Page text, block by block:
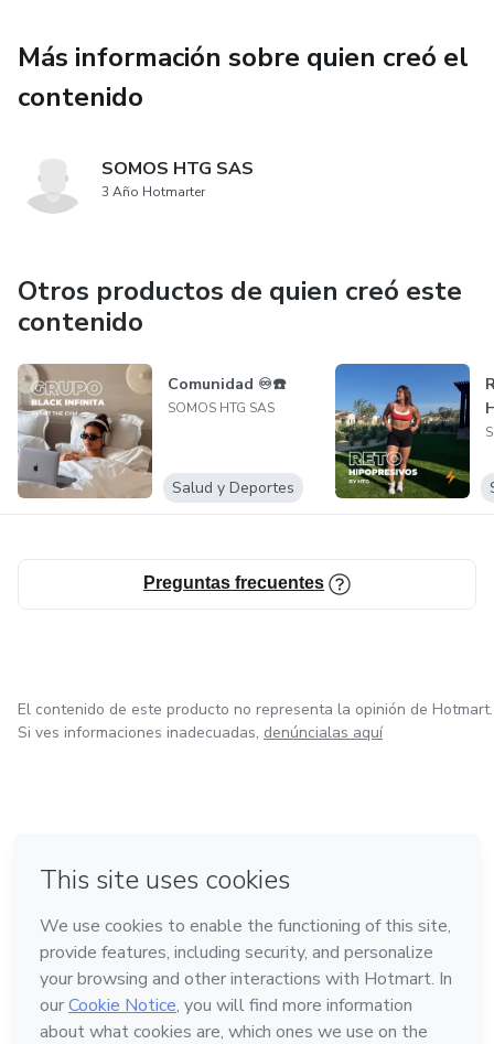
Más información sobre quien creó el
contenido
SOMOS HTG SAS
3 Año Hotmarter
Otros productos de quien creó este
contenido
Comunidad ♾️☎️
SOMOS HTG SAS
Salud y Deportes
Preguntas frecuentes
El contenido de este producto no representa la opinión de Hotmart.
Si ves informaciones inadecuadas, denúncialas aquí
Hecho con ❤ en Belo Horizonte